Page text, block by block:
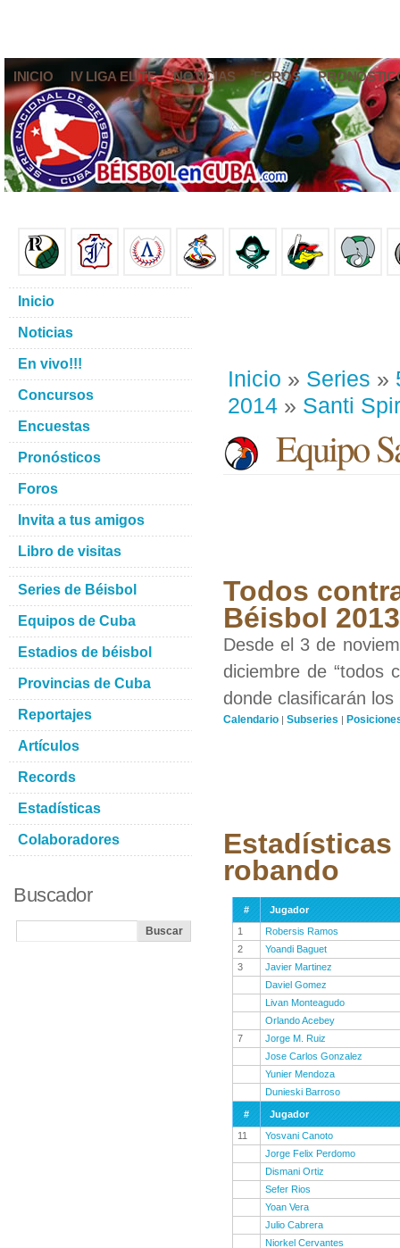
INICIO IV LIGA ELITE NOTICIAS FOROS
Inicio » Series »
2014 » Santi
Equipo
Todos
Béisbol
Desde el 3 de
diciembre de “todos
donde clasificarán
Calendario | Subseries |
robando
#
Jugador
1
Robersis Ramos
2
Yoandi Baguet
3
Javier Martinez
Daviel Gomez
Livan Monteagudo
Orlando Acebey
7
Jorge M. Ruiz
Jose Carlos Gonzalez
Yunier Mendoza
Dunieski Barroso
#
Jugador
11
Yosvani Canoto
Jorge Felix Perdomo
Dismani Ortiz
Sefer Rios
Yoan Vera
Julio Cabrera
Niorkel Cervantes
Inicio
Noticias
En vivo!!!
Concursos
Encuestas
Pronósticos
Foros
Invita a tus amigos
Libro de visitas
Series de Béisbol
Equipos de Cuba
Estadios de béisbol
Provincias de Cuba
Reportajes
Artículos
Records
Estadísticas
Colaboradores
Buscador